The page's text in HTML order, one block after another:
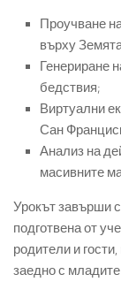
Проучване
върху
Генериране
бедствия;
Виртуални
Сан
Анализ на
масивните
Урокът завърши
подготвена от
родители и
заедно с